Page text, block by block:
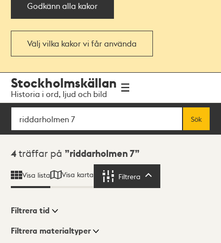
Godkänn alla kakor
Välj vilka kakor vi får använda
navigationen
huvudinnehållet
Stockholmskällan
Historia i ord, ljud och bild
Sök
Sök
Sökresultat
4 träffar på riddarholmen 7
Visa lista Visa karta Filtrera
Visningsläge
Filtrera tid
Filtrera materialtyper